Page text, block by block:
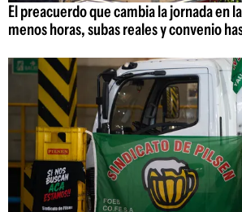
El preacuerdo que cambia la jornada en
menos horas, subas reales y convenio